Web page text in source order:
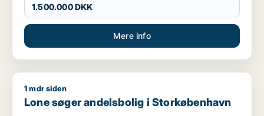
1.500.000 DKK
Mere info
Lone søger andelsbolig i Storkøbenhavn
1 mdr siden
Lone søger andelsbolig i Storkøbenhavn